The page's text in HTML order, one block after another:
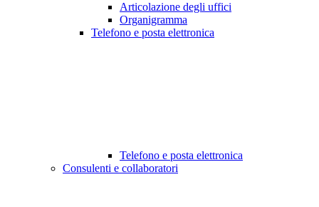
Articolazione degli uffici
Organigramma
Telefono e posta elettronica
Telefono e posta elettronica
Consulenti e collaboratori